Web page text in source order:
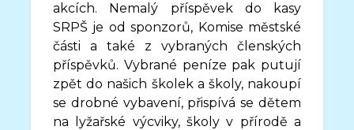
akcích. Nemalý příspěvek do kasy
SRPŠ je od sponzorů, Komise městské
části a také z vybraných členských
příspěvků. Vybrané peníze pak putují
zpět do našich školek a školy, nakoupí
se drobné vybavení, přispívá se dětem
na lyžařské výcviky, školy v přírodě a